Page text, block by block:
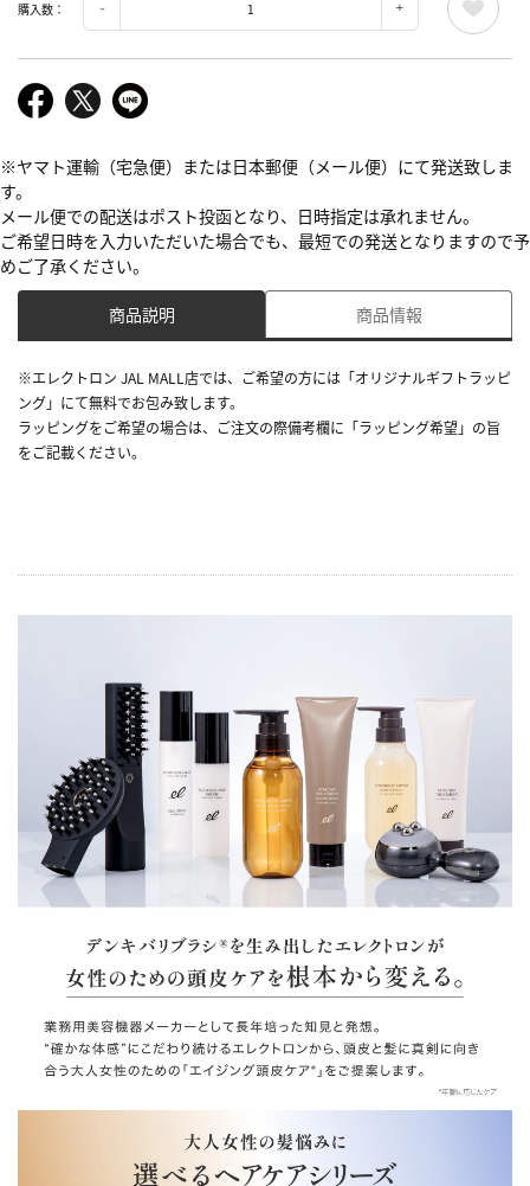
購入数：
※ヤマト運輸（宅急便）または日本郵便（メール便）にて発送致しま
す。
メール便での配送はポスト投函となり、日時指定は承れません。
ご希望日時を入力いただいた場合でも、最短での発送となりますので予
めご了承ください。
商品説明 商品情報
※エレクトロン JAL MALL店では、ご希望の方には「オリジナルギフトラッピ
ング」にて無料でお包み致します。
ラッピングをご希望の場合は、ご注文の際備考欄に「ラッピング希望」の旨
をご記載ください。